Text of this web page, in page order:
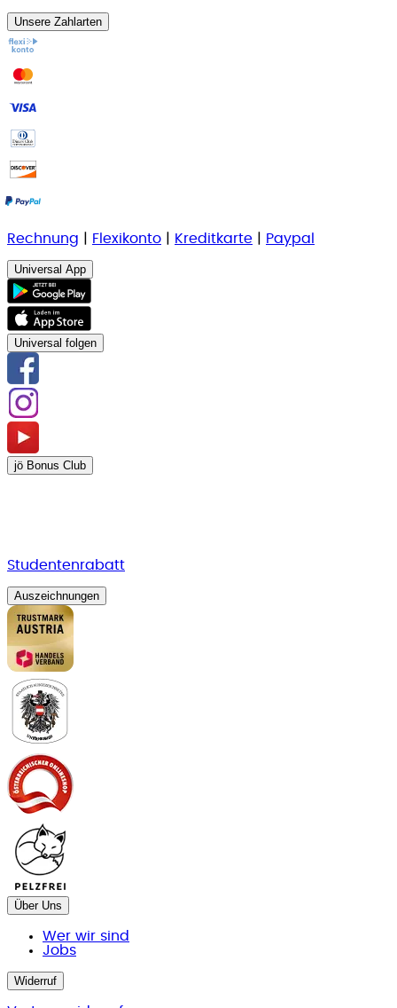
Unsere Zahlarten
Rechnung Flexikonto Kreditkarte Paypal
Universal App
Universal folgen
jö Bonus Club
Studentenrabatt
Auszeichnungen
Über Uns
Wer wir sind
Jobs
Widerruf